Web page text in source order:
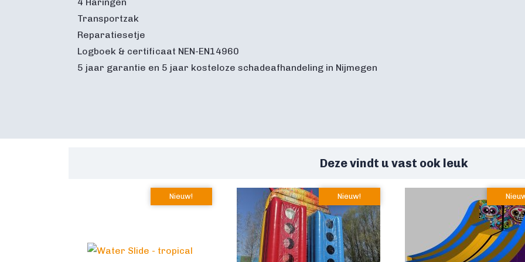
4 Haringen
Transportzak
Reparatiesetje
Logboek & certificaat NEN-EN14960
5 jaar garantie en 5 jaar kosteloze schadeafhandeling in Nijmegen
Deze vindt u vast ook leuk
Nieuw! Nieuw!